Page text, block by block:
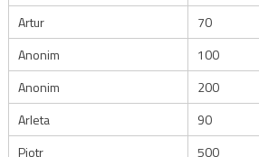
Artur
70
Anonim
100
Anonim
200
Arleta
90
Piotr
500